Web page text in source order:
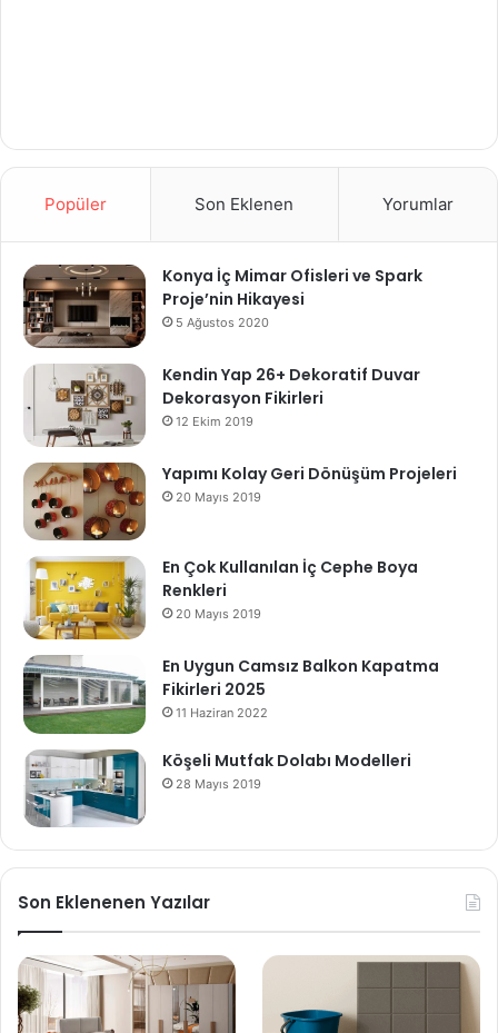
Popüler Son Eklenen Yorumlar
Konya İç Mimar Ofisleri ve Spark
Proje’nin Hikayesi
5 Ağustos 2020
Kendin Yap 26+ Dekoratif Duvar
Dekorasyon Fikirleri
12 Ekim 2019
Yapımı Kolay Geri Dönüşüm Projeleri
20 Mayıs 2019
En Çok Kullanılan İç Cephe Boya
Renkleri
20 Mayıs 2019
En Uygun Camsız Balkon Kapatma
Fikirleri 2025
11 Haziran 2022
Köşeli Mutfak Dolabı Modelleri
28 Mayıs 2019
Son Eklenenen Yazılar